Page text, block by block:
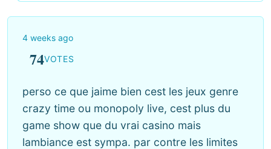
4 weeks ago
74VOTES
perso ce que jaime bien cest les jeux genre
crazy time ou monopoly live, cest plus du
game show que du vrai casino mais
lambiance est sympa. par contre les limites